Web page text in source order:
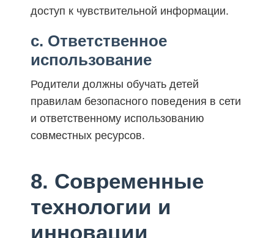
доступ к чувствительной информации.
c. Ответственное
использование
Родители должны обучать детей
правилам безопасного поведения в сети
и ответственному использованию
совместных ресурсов.
8. Современные
технологии и
инновации